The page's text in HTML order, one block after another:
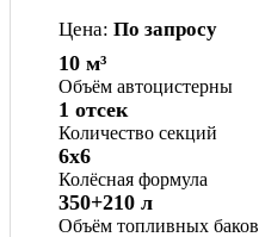
Цена: По запросу
Объём автоцистерны
10 м³
Количество секций
1 отсек
Колёсная формула
6x6
Объём топливных баков
350+210 л